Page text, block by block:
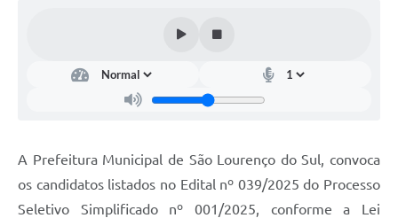
A Prefeitura Municipal de São Lourenço do Sul, convoca
os candidatos listados no Edital nº 039/2025 do Processo
Seletivo Simplificado nº 001/2025, conforme a Lei